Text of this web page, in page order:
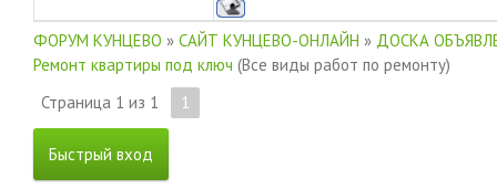
ФОРУМ КУНЦЕВО » САЙТ КУНЦЕВО-ОНЛАЙН » ДОСКА
Ремонт квартиры под ключ (Все виды работ по ремонту)
Страница 1 из 1 1